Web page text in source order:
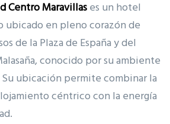
Centro Maravillases un hotel
ubicado en pleno corazón de
de la Plaza de Españay del
conocido por su ambiente
ubicación permite combinar la
céntrico con la energía